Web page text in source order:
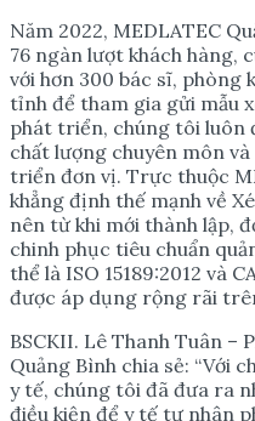
Năm 2022, MEDLATEC
76 ngàn lượt khách hàng,
với hơn 300 bác sĩ, phòng
tỉnh để tham gia gửi mẫu
phát triển, chúng tôi luôn
chất lượng chuyên môn
triển đơn vị. Trực thuộc
khẳng định thế mạnh về
nên từ khi mới thành lập,
chinh phục tiêu chuẩn
thể là ISO 15189:2012 và
được áp dụng rộng rãi
BSCKII. Lê Thanh Tuân –
Quảng Bình chia sẻ: “Với
y tế, chúng tôi đã đưa ra
điều kiện để y tế tư nhân